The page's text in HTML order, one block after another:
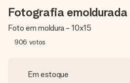
Fotografia emoldurada
Foto em moldura - 10x15
906 votos
Em estoque